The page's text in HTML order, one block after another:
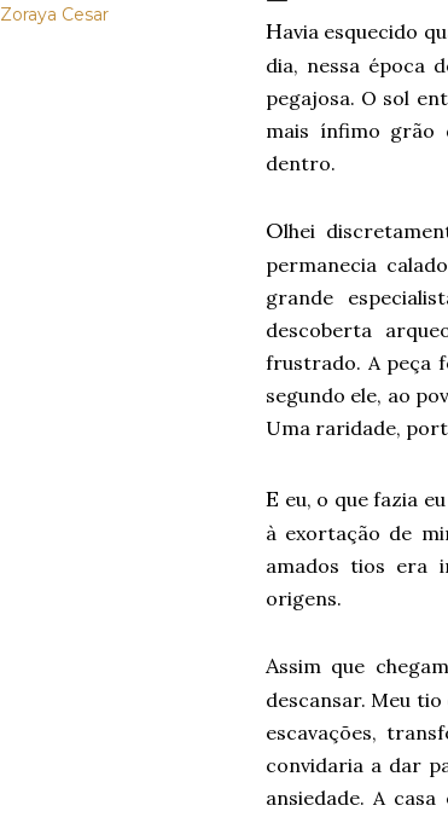
Zoraya Cesar
Havia esquecido
dia, nessa época
pegajosa. O sol
mais ínfimo grão
dentro.
Olhei
permanecia
grande
descoberta
frustrado. A peça
segundo ele, ao
Uma raridade,
E eu, o que fazia
à exortação de
amados tios era
origens.
Assim que
descansar. Meu
escavações,
convidaria a dar
ansiedade. A